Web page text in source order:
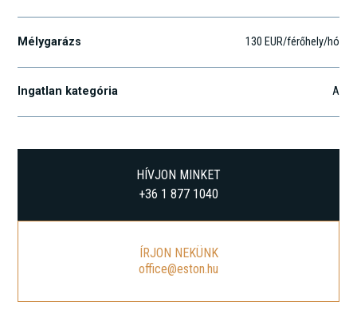
Mélygarázs 130 EUR/férőhely/hó
Ingatlan kategória A
HÍVJON MINKET
+36 1 877 1040
ÍRJON NEKÜNK
office@eston.hu